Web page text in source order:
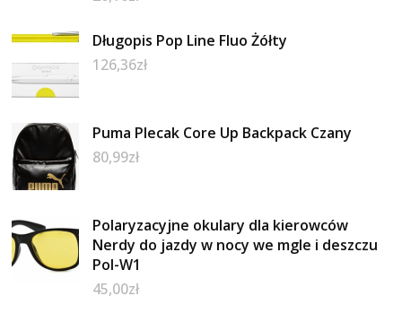
Długopis Pop Line Fluo Żółty
126,36zł
Puma Plecak Core Up Backpack Czany
80,99zł
Polaryzacyjne okulary dla kierowców
Nerdy do jazdy w nocy we mgle i deszczu
Pol-W1
45,00zł